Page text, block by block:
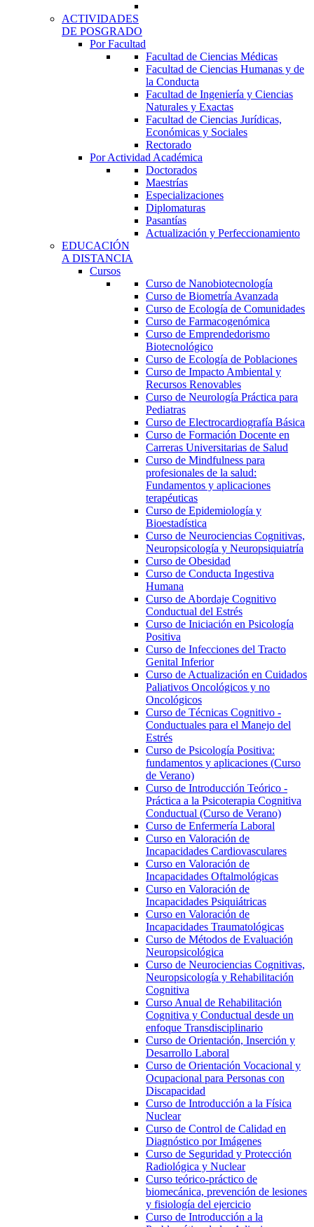
ACTIVIDADES
DE POSGRADO
Por Facultad
Facultad de Ciencias Médicas
Facultad de Ciencias Humanas y de
la Conducta
Facultad de Ingeniería y Ciencias
Naturales y Exactas
Facultad de Ciencias Jurídicas,
Económicas y Sociales
Rectorado
Por Actividad Académica
Doctorados
Maestrías
Especializaciones
Diplomaturas
Pasantías
Actualización y Perfeccionamiento
EDUCACIÓN
A DISTANCIA
Cursos
Curso de Nanobiotecnología
Curso de Biometría Avanzada
Curso de Ecología de Comunidades
Curso de Farmacogenómica
Curso de Emprendedorismo
Biotecnológico
Curso de Ecología de Poblaciones
Curso de Impacto Ambiental y
Recursos Renovables
Curso de Neurología Práctica para
Pediatras
Curso de Electrocardiografía Básica
Curso de Formación Docente en
Carreras Universitarias de Salud
Curso de Mindfulness para
profesionales de la salud:
Fundamentos y aplicaciones
terapéuticas
Curso de Epidemiología y
Bioestadística
Curso de Neurociencias Cognitivas,
Neuropsicología y Neuropsiquiatría
Curso de Obesidad
Curso de Conducta Ingestiva
Humana
Curso de Abordaje Cognitivo
Conductual del Estrés
Curso de Iniciación en Psicología
Positiva
Curso de Infecciones del Tracto
Genital Inferior
Curso de Actualización en Cuidados
Paliativos Oncológicos y no
Oncológicos
Curso de Técnicas Cognitivo -
Conductuales para el Manejo del
Estrés
Curso de Psicología Positiva:
fundamentos y aplicaciones (Curso
de Verano)
Curso de Introducción Teórico -
Práctica a la Psicoterapia Cognitiva
Conductual (Curso de Verano)
Curso de Enfermería Laboral
Curso en Valoración de
Incapacidades Cardiovasculares
Curso en Valoración de
Incapacidades Oftalmológicas
Curso en Valoración de
Incapacidades Psiquiátricas
Curso en Valoración de
Incapacidades Traumatológicas
Curso de Métodos de Evaluación
Neuropsicológica
Curso de Neurociencias Cognitivas,
Neuropsicología y Rehabilitación
Cognitiva
Curso Anual de Rehabilitación
Cognitiva y Conductual desde un
enfoque Transdisciplinario
Curso de Orientación, Inserción y
Desarrollo Laboral
Curso de Orientación Vocacional y
Ocupacional para Personas con
Discapacidad
Curso de Introducción a la Física
Nuclear
Curso de Control de Calidad en
Diagnóstico por Imágenes
Curso de Seguridad y Protección
Radiológica y Nuclear
Curso teórico-práctico de
biomecánica, prevención de lesiones
y fisiología del ejercicio
Curso de Introducción a la